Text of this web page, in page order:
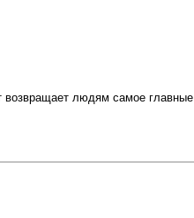
возвращает людям самое главные